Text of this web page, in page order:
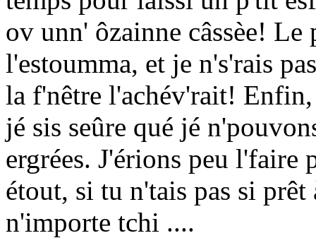
ov unn' ôzainne câssèe!
l'estoumma, et je n's'rais
la f'nêtre l'achév'rait! Enfin,
jé sis seûre qué jé
ergrées. J'érions peu l'faire
étout, si tu n'tais pas si
n'importe tchi ....